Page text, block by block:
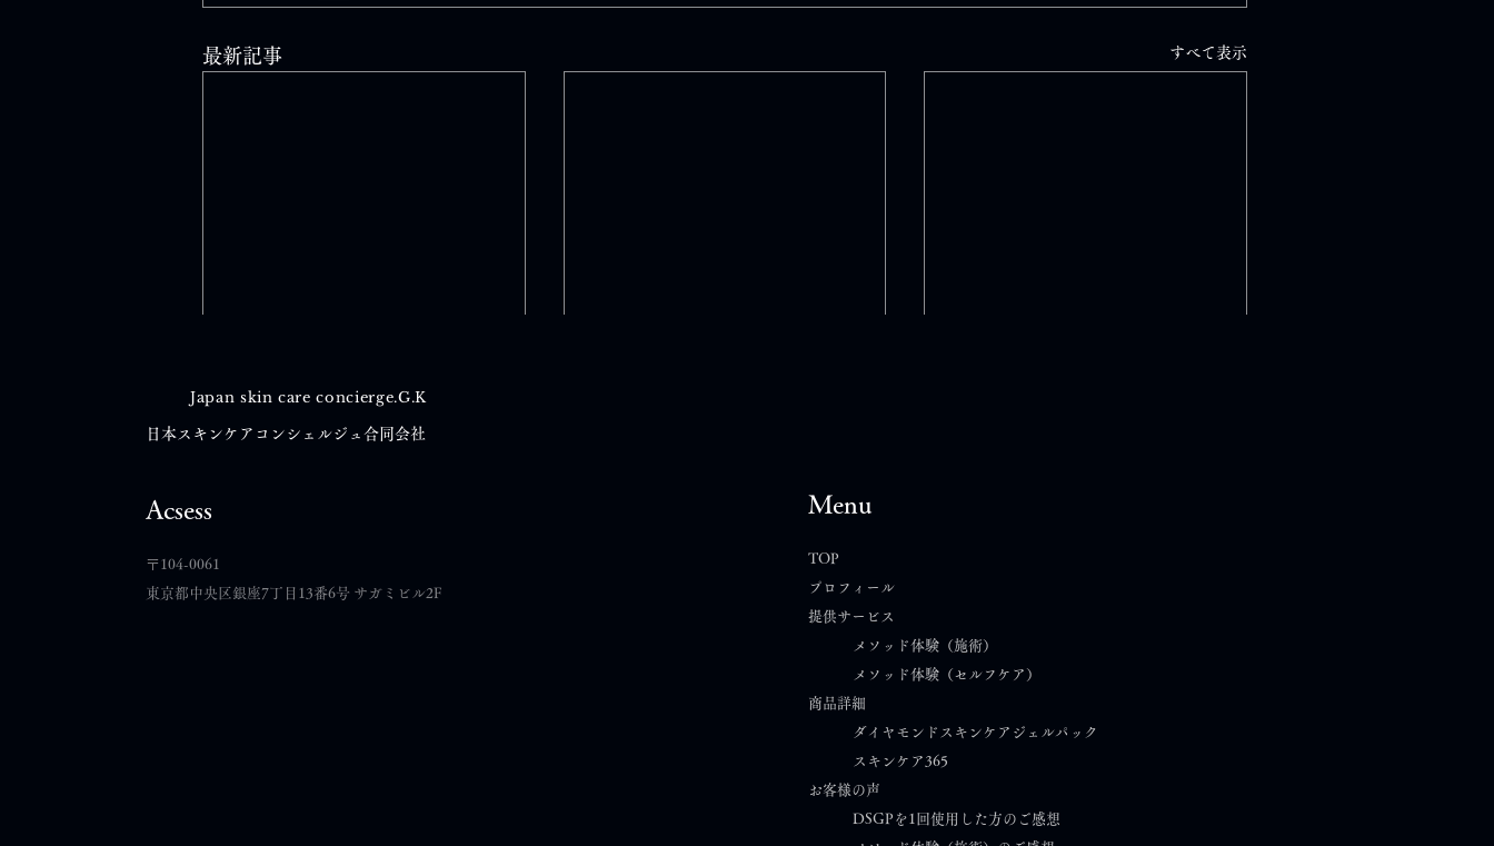
最新記事 すべて表示
【心と体と肌の定期便｜2026
沖縄で出会える場所｜沖縄の
旅に、肌を整える寄り道を。
Japan skin care concierge.G.K
日本スキンケアコンシェルジュ合同会社
Acsess
​〒104-0061
東京都中央区銀座7丁目13番6号 サガミビル2F
Menu
TOP
プロフィール
提供サービス
メソッド体験（施術）
メソッド体験（セルフケア）
商品詳細
ダイヤモンドスキンケアジェルパック
スキンケア365​
お客様の声
DSGPを1回使用した方のご感想